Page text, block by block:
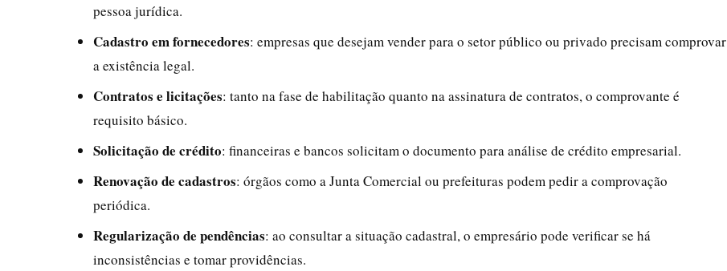
pessoa jurídica.
Cadastro em fornecedores: empresas que desejam vender para o setor público ou privado precisam comprovar
a existência legal.
Contratos e licitações: tanto na fase de habilitação quanto na assinatura de contratos, o comprovante é
requisito básico.
Solicitação de crédito: financeiras e bancos solicitam o documento para análise de crédito empresarial.
Renovação de cadastros: órgãos como a Junta Comercial ou prefeituras podem pedir a comprovação
periódica.
Regularização de pendências: ao consultar a situação cadastral, o empresário pode verificar se há
inconsistências e tomar providências.